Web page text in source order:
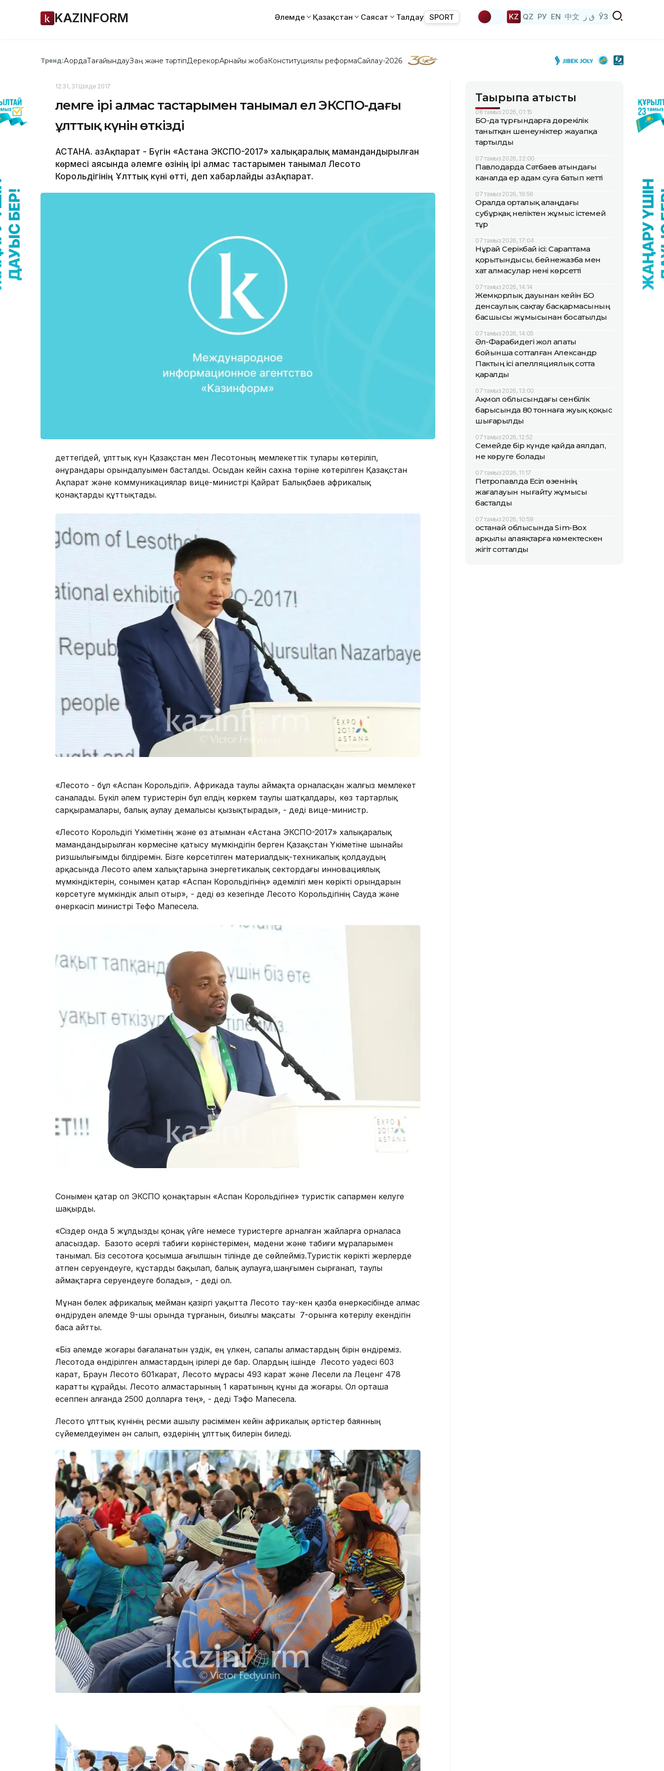
KAZINFORM Әлемде Қазақстан Саясат Талдау SPORT KZ QZ РУ EN 中文 ق ز ЎЗ
Тренд:АқордаТағайындауЗаң және тәртіпДерекқорАрнайы жобаКонституциялық реформаСайлау-2026
12:31, 31 Шілде 2017
Әлемге ірі алмас тастарымен танымал ел ЭКСПО-дағы
ұлттық күнін өткізді
АСТАНА. ҚазАқпарат - Бүгін «Астана ЭКСПО-2017» халықаралық мамандандырылған
көрмесі аясында әлемге өзінің ірі алмас тастарымен танымал Лесото
Корольдігінің Ұлттық күні өтті, деп хабарлайды ҚазАқпарат.
Әдеттегідей, ұлттық күн Қазақстан мен Лесотоның мемлекеттік тулары көтеріліп,
әнұрандары орындалуымен басталды. Осыдан кейін сахна төріне көтерілген Қазақстан
Ақпарат және коммуникациялар вице-министрі Қайрат Балықбаев африкалық
қонақтарды құттықтады.
«Лесото - бұл «Аспан Корольдігі». Африкада таулы аймақта орналасқан жалғыз мемлекет
саналады. Бүкіл әлем туристерін бұл елдің көркем таулы шатқалдары, көз тартарлық
сарқырамалары, балық аулау демалысы қызықтырады», - деді вице-министр.
«Лесото Корольдігі Үкіметінің және өз атымнан «Астана ЭКСПО-2017» халықаралық
мамандандырылған көрмесіне қатысу мүмкіндігін берген Қазақстан Үкіметіне шынайы
ризшылығымды білдіремін. Бізге көрсетілген материалдық-техникалық қолдаудың
арқасында Лесото әлем халықтарына энергетикалық сектордағы инновациялық
мүмкіндіктерін, сонымен қатар «Аспан Корольдігінің» әдемілігі мен көрікті орындарын
көрсетуге мүмкіндік алып отыр», - деді өз кезегінде Лесото Корольдігінің Сауда және
өнеркәсіп министрі Тефо Мапесела.
Сонымен қатар ол ЭКСПО қонақтарын «Аспан Корольдігіне» туристік сапармен келуге
шақырды.
«Сіздер онда 5 жұлдызды қонақ үйге немесе туристерге арналған жайларға орналаса
аласыздар. Базото әсерлі табиғи көріністерімен, мәдени және табиғи мұраларымен
танымал. Біз сесотоға қосымша ағылшын тілінде де сөйлейміз.Туристік көрікті жерлерде
атпен серуендеуге, құстарды бақылап, балық аулауға,шаңғымен сырғанап, таулы
аймақтарға серуендеуге болады», - деді ол.
Мұнан бөлек африкалық мейман қазіргі уақытта Лесото тау-кен қазба өнеркәсібінде алмас
өндіруден әлемде 9-шы орында тұрғанын, биылғы мақсаты 7-орынға көтерілу екендігін
баса айтты.
«Біз әлемде жоғары бағаланатын үздік, ең үлкен, сапалы алмастардың бірін өндіреміз.
Лесотода өндірілген алмастардың ірілері де бар. Олардың ішінде Лесото уәдесі 603
карат, Браун Лесото 601карат, Лесото мұрасы 493 карат және Лесели ла Леценг 478
каратты құрайды. Лесото алмастарының 1 каратының құны да жоғары. Ол орташа
есеппен алғанда 2500 долларға тең», - деді Тэфо Мапесела.
Лесото ұлттық күнінің ресми ашылу рәсімімен кейін африкалық әртістер баянның
сүйемелдеуімен ән салып, өздерінің ұлттық билерін биледі.
Тақырыпқа қатысты
08 тамыз 2026, 01:15
БҚО-да тұрғындарға дөрекілік
танытқан шенеуніктер жауапқа
тартылды
07 тамыз 2026, 22:00
Павлодарда Сәтбаев атындағы
каналда ер адам суға батып кетті
07 тамыз 2026, 19:56
Оралда орталық алаңдағы
субұрқақ неліктен жұмыс істемей
тұр
07 тамыз 2026, 17:04
Нұрай Серікбай ісі: Сараптама
қорытындысы, бейнежазба мен
хат алмасулар нені көрсетті
07 тамыз 2026, 14:14
Жемқорлық дауынан кейін БҚО
денсаулық сақтау басқармасының
басшысы жұмысынан босатылды
07 тамыз 2026, 14:05
Әл-Фарабидегі жол апаты
бойынша сотталған Александр
Пактың ісі апелляциялық сотта
қаралды
07 тамыз 2026, 13:00
Ақмол облысындағы сенбілік
барысында 80 тоннаға жуық қоқыс
шығарылды
07 тамыз 2026, 12:52
Семейде бір күнде қайда аялдап,
не көруге болады
07 тамыз 2026, 11:17
Петропавлда Есіл өзенінің
жағалауын нығайту жұмысы
басталды
07 тамыз 2026, 10:59
Қостанай облысында Sim-Box
арқылы алаяқтарға көмектескен
жігіт сотталды